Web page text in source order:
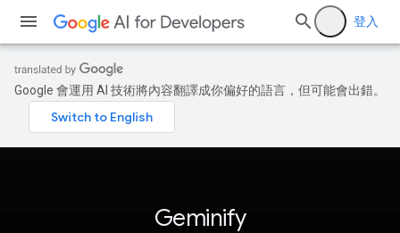
登入
Google 會運用 AI 技術將內容翻譯成你偏好的語言，但可能會出錯。
Geminify